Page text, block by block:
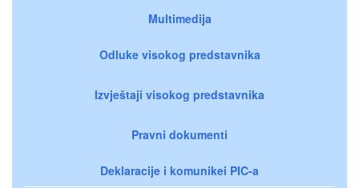
Multimedija
Odluke visokog predstavnika
Izvještaji visokog predstavnika
Pravni dokumenti
Deklaracije i komunikei PIC-a